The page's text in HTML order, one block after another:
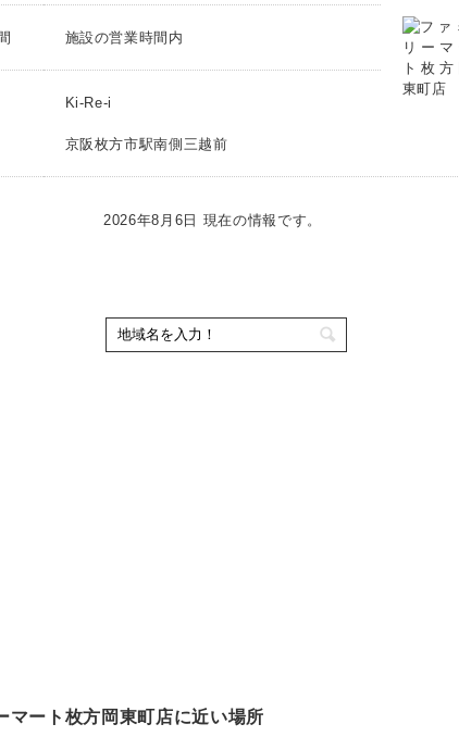
施設の営業時間内
Ki-Re-i
京阪枚方市駅南側三越前
2026年8月6日 現在の情報です。
マート枚方岡東町店に近い場所